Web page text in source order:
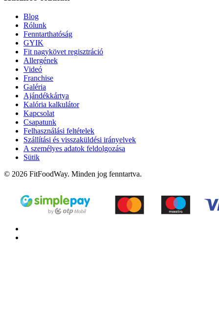
Blog
Rólunk
Fenntarthatóság
GYIK
Fit nagykövet regisztráció
Allergének
Videó
Franchise
Galéria
Ajándékkártya
Kalória kalkulátor
Kapcsolat
Csapatunk
Felhasználási feltételek
Szállítási és visszaküldési irányelvek
A személyes adatok feldolgozása
Sütik
© 2026 FitFoodWay. Minden jog fenntartva.